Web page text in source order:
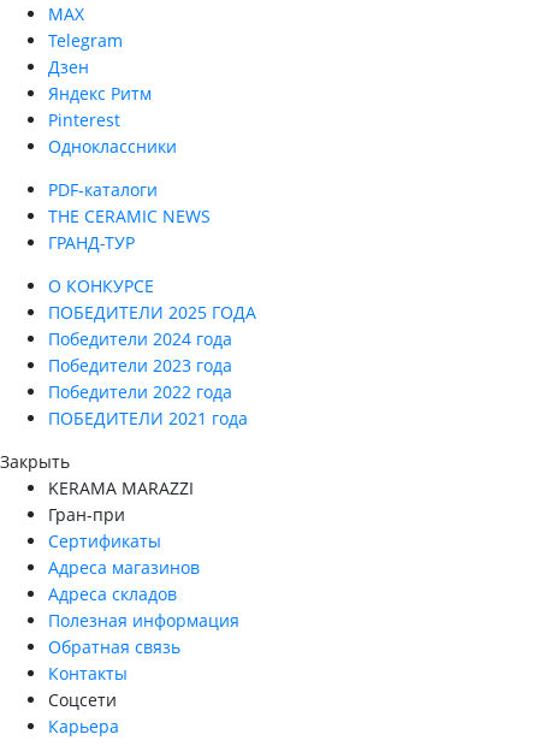
MAX
Telegram
Дзен
Яндекс Ритм
Pinterest
Одноклассники
PDF-каталоги
THE CERAMIC NEWS
ГРАНД-ТУР
О КОНКУРСЕ
ПОБЕДИТЕЛИ 2025 ГОДА
Победители 2024 года
Победители 2023 года
Победители 2022 года
ПОБЕДИТЕЛИ 2021 года
Закрыть
KERAMA MARAZZI
Гран-при
Сертификаты
Адреса магазинов
Адреса складов
Полезная информация
Обратная связь
Контакты
Соцсети
Карьера